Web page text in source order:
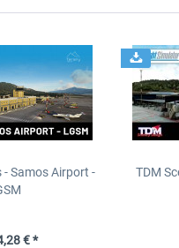
- Samos Airport -
€ *
TDM